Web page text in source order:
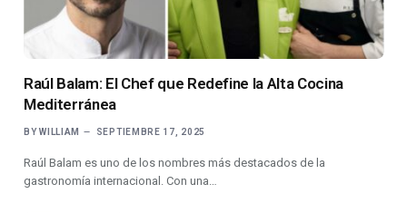
Raúl Balam: El Chef que Redefine la Alta Cocina
Mediterránea
BY WILLIAM SEPTIEMBRE 17, 2025
Raúl Balam es uno de los nombres más destacados de la
gastronomía internacional. Con una…